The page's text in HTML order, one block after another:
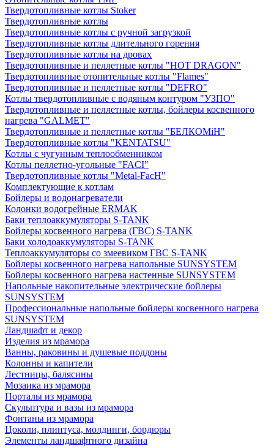
Твердотопливные котлы Stoker
Твердотопливные котлы
Твердотопливные котлы с ручной загрузкой
Твердотопливные котлы длительного горения
Твердотопливные котлы на дровах
Твердотопливные и пеллетные котлы "HOT DRAGON"
Твердотопливные отопительные котлы "Flames"
Твердотопливные и пеллетные котлы "DEFRO"
Котлы твердотопливные с водяным контуром "УЗПО"
Твердотопливные и пеллетные котлы, бойлеры косвенного
нагрева "GALMET"
Твердотопливные и пеллетные котлы "БЕЛКОМiН"
Твердотопливные котлы "KENTATSU"
Котлы с чугунным теплообменником
Котлы пеллетно-угольные "FACI"
Твердотопливные котлы "Metal-FacH"
Комплектующие к котлам
Бойлеры и водонагреватели
Колонки водогрейные ERMAK
Баки теплоаккумуляторы S-TANK
Бойлеры косвенного нагрева (ГВС) S-TANK
Баки холодоаккумуляторы S-TANK
Теплоаккумуляторы со змеевиком ГВС S-TANK
Бойлеры косвенного нагрева напольные SUNSYSTEM
Бойлеры косвенного нагрева настенные SUNSYSTEM
Напольные накопительные электрические бойлеры
SUNSYSTEM
Профессиональные напольные бойлеры косвенного нагрева
SUNSYSTEM
Ландшафт и декор
Изделия из мрамора
Ванны, раковины и душевые поддоны
Колонны и капители
Лестницы, балясины
Мозаика из мрамора
Порталы из мрамора
Скульптура и вазы из мрамора
Фонтаны из мрамора
Цоколи, плинтуса, молдинги, бордюры
Элементы ландшафтного дизайна